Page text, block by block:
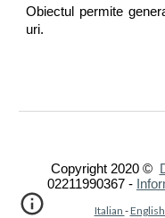
Obiectul permite
uri.
Copyright 2020 ©
02211990367 -
Italian - English